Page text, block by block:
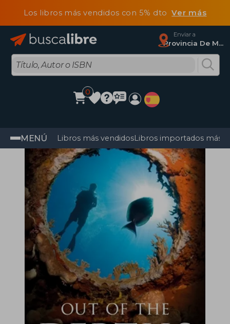
Los libros más vendidos con 5% dtoVer más
Enviar a
Provincia De Madrid
0
MENÚ Libros más vendidosLibros importados más